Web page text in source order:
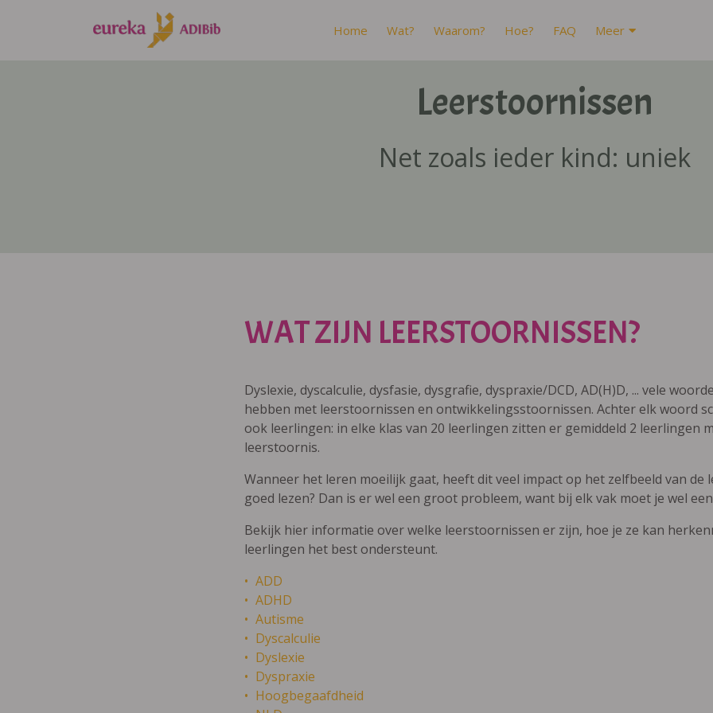
Home Wat? Waarom? Hoe? FAQ Meer
Leerstoornissen
Net zoals ieder kind: uniek
WAT ZIJN LEERSTOORNISSEN?
Dyslexie, dyscalculie, dysfasie, dysgrafie, dyspraxie/DCD, AD(H)D, ... vele
hebben met leerstoornissen en ontwikkelingsstoornissen. Achter elk woord
ook leerlingen: in elke klas van 20 leerlingen zitten er gemiddeld 2 leerlingen
leerstoornis.
Wanneer het leren moeilijk gaat, heeft dit veel impact op het zelfbeeld van de
goed lezen? Dan is er wel een groot probleem, want bij elk vak moet je wel
Bekijk hier informatie over welke leerstoornissen er zijn, hoe je ze kan
leerlingen het best ondersteunt.
ADD
ADHD
Autisme
Dyscalculie
Dyslexie
Dyspraxie
Hoogbegaafdheid